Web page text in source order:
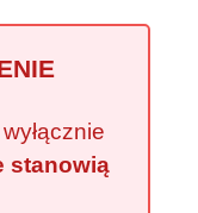
stanowią